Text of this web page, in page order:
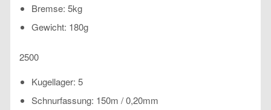
Bremse: 5kg
Gewicht: 180g
2500
Kugellager: 5
Schnurfassung: 150m / 0,20mm